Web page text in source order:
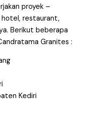
proyek –
hotel, restaurant,
Berikut beberapa
Granites :
Kediri